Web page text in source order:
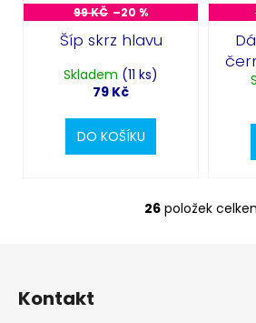
99 KČ –20 %
Šíp skrz hlavu
Skladem (11 ks)
79 Kč
DO KOŠÍKU
O
26položek
Kontakt